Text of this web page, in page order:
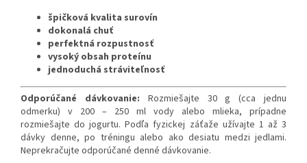
špičková kvalita surovín
dokonalá chuť
perfektná rozpustnosť
vysoký obsah proteínu
jednoduchá stráviteľnosť
Odporúčané dávkovanie: Rozmiešajte 30 g (cca jednu
odmerku) v 200 – 250 ml vody alebo mlieka, prípadne
rozmiešajte do jogurtu. Podľa fyzickej záťaže užívajte 1 až 3
dávky denne, po tréningu alebo ako desiatu medzi jedlami.
Neprekračujte odporúčané denné dávkovanie.